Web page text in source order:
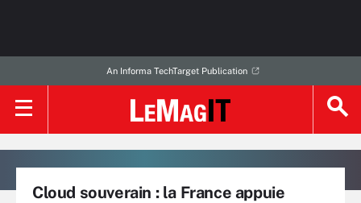
An Informa TechTarget Publication
Cloud souverain : la France appuie